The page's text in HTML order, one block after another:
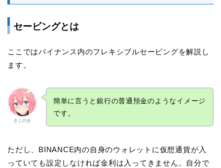
セービングとは
ここではバイナンス内のフレキシブルセービングを解説し
ます。
さじのき
簡単に言うと銀行の普通預金のようなイメージ
です。
ただし、BINANCE内の自身のウォレットに仮想通貨が入
っていても設定しなければ金利は入ってきません。自分で